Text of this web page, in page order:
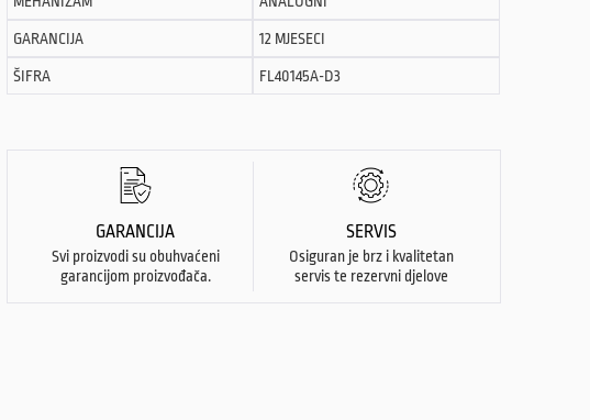
GARANCIJA 12 MJESECI
ŠIFRA FL40145A-D3
GARANCIJA
Svi proizvodi su obuhvaćeni
garancijom proizvođača.
SERVIS
Osiguran je brz i kvalitetan
servis te rezervni djelove